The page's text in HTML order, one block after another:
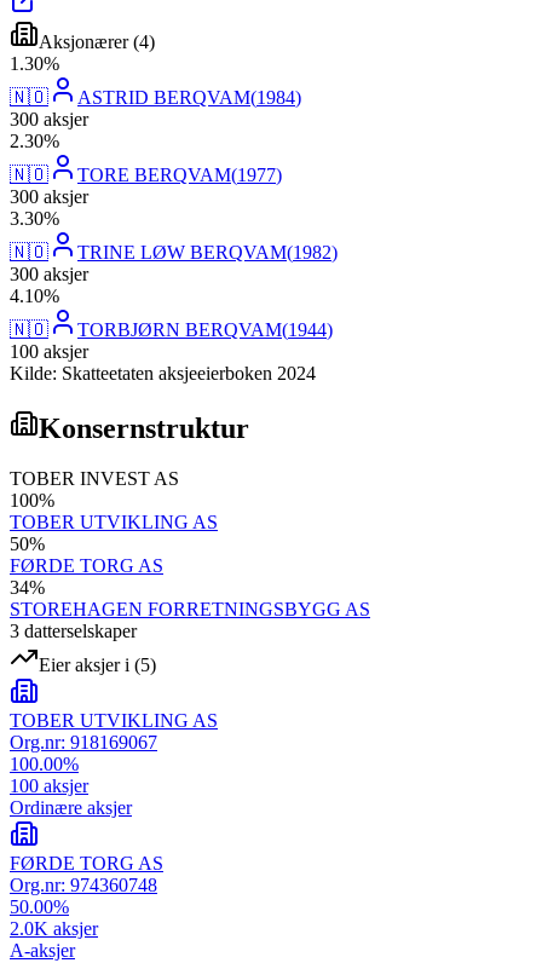
Aksjonærer(4)
1 .30%
🇳🇴
ASTRID BERQVAM(1984)
300 aksjer
2.30%
🇳🇴
TORE BERQVAM(1977)
300 aksjer
3.30%
🇳🇴
TRINE LØW BERQVAM(1982)
300 aksjer
4.10%
🇳🇴
TORBJØRN BERQVAM(1944)
100 aksjer
Kilde: Skatteetaten aksjeeierboken 2024
Konsernstruktur
TOBER INVEST AS
100%
TOBER UTVIKLING AS
50%
FØRDE TORG AS
34%
STOREHAGEN FORRETNINGSBYGG AS
3 datterselskaper
Eier aksjer i (5)
TOBER UTVIKLING AS
Org.nr: 918169067
100.00%
100 aksjer
Ordinære aksjer
FØRDE TORG AS
Org.nr: 974360748
50.00%
2.0K aksjer
A-aksjer